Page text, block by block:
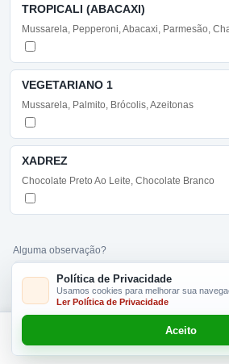
TROPICALI (ABACAXI)
Mussarela, Pepperoni, Abacaxi, Parmesão,
VEGETARIANO 1
Mussarela, Palmito, Brócolis, Azeitonas
XADREZ
Chocolate Preto Ao Leite, Chocolate Branco
Alguma observação?
Política de Privacidade
Usamos cookies para melhorar sua
Ler Política de Privacidade
Aceito